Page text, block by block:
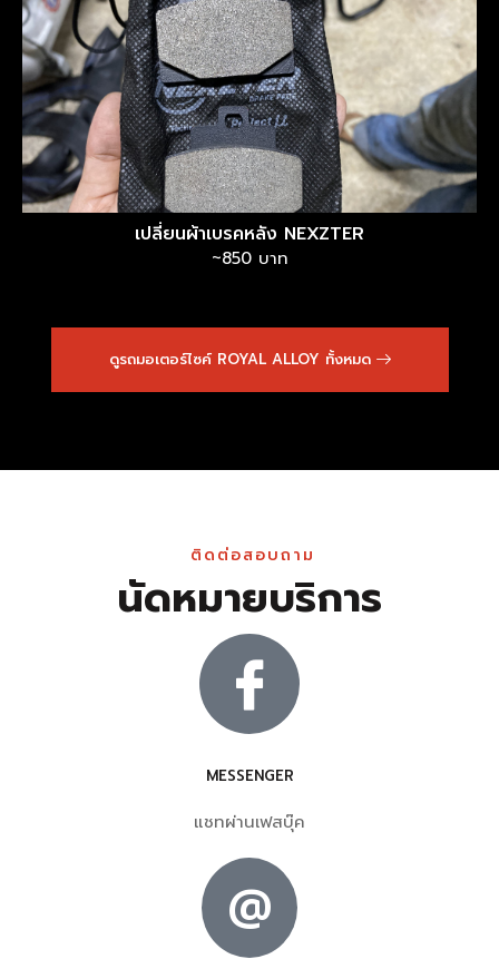
เปลี่ยนผ้าเบรคหลัง NEXZTER
~850 บาท
ดูรถมอเตอร์ไซค์ ROYAL ALLOY ทั้งหมด
ติดต่อสอบถาม
นัดหมายบริการ
MESSENGER
แชทผ่านเฟสบุ๊ค
@